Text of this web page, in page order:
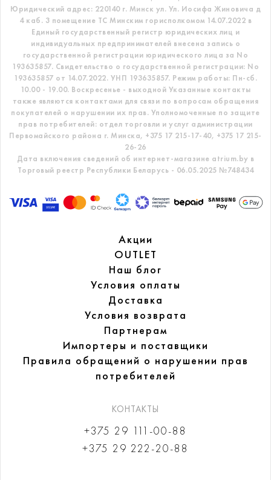
Юридический адрес: 220140 г. Минск ул. Ул. Иосифа Жиновича д
4 каб. 3 помещение ТС Минским горисполкомом 14.07.2022 в
Единый государственный регистр юридических лиц и
индивидуальных предпринимателей внесена запись о
государственной регистрации юридического лица за No
193635857. Свидетельство о государственной регистрации: No
193635857 от 14.07.2022. УНП 193635857. Режим работы: Пн-сб.
10.00 - 19.00. Воскресенье - выходной Указанные контакты
также являются контактами для связи по вопросам обращения
покупателей о нарушении их прав. Уполномоченные по защите
прав потребителей: отдел торговли и услуг администрации
Первомайского района г. Минска, +375 17 215-17-40, +375 17 215-
26-26
Дата включения сведений об интернет-магазине atrium.by в
Торговый реестр Республики Беларусь - 06.05.2025 №748434
Акции
OUTLET
Наш блог
Условия оплаты
Доставка
Условия возврата
Партнерам
Импортеры и поставщики
Правила обращений о нарушении прав
потребителей
КОНТАКТЫ
+375 29 111-00-88
+375 29 222-20-88